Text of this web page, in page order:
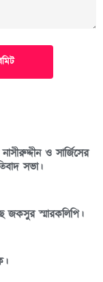
ও সার্জিসের
সভা।
জকসুর স্মারকলিপি।